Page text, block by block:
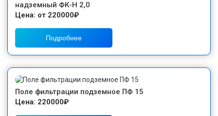
надземный ФК-Н 2,0
Цена: от 220000₽
Подробнее
Поле фильтрации подземное ПФ 15
Цена: 220000₽